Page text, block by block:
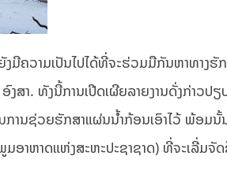
ມີຄວາມເປັນໄປໄດ້ທີ່ຈະຮ່ວມມືກັນຫາທາງຮັ
າ. ທັງນີ້ການເປີດເຜີຍລາຍງານດັ່ງກ່າວປຽ
ການຊ່ວຍຮັກສາແຜ່ນນ້ຳກ້ອນເອົາໄວ້ ພ້ອມ
ອາຫາດແຫ່ງສະຫະປະຊາຊາດ) ທີ່ຈະເລີ່ມຈັ